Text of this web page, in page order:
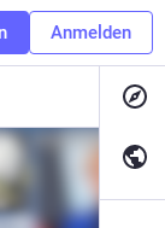
Anmelden